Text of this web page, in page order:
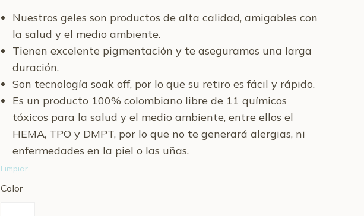
Nuestros geles son productos de alta calidad, amigables con
la salud y el medio ambiente.
Tienen excelente pigmentación y te aseguramos una larga
duración.
Son tecnología soak off, por lo que su retiro es fácil y rápido.
Es un producto 100% colombiano libre de 11 químicos
tóxicos para la salud y el medio ambiente, entre ellos el
HEMA, TPO y DMPT, por lo que no te generará alergias, ni
enfermedades en la piel o las uñas.
Color
Limpiar